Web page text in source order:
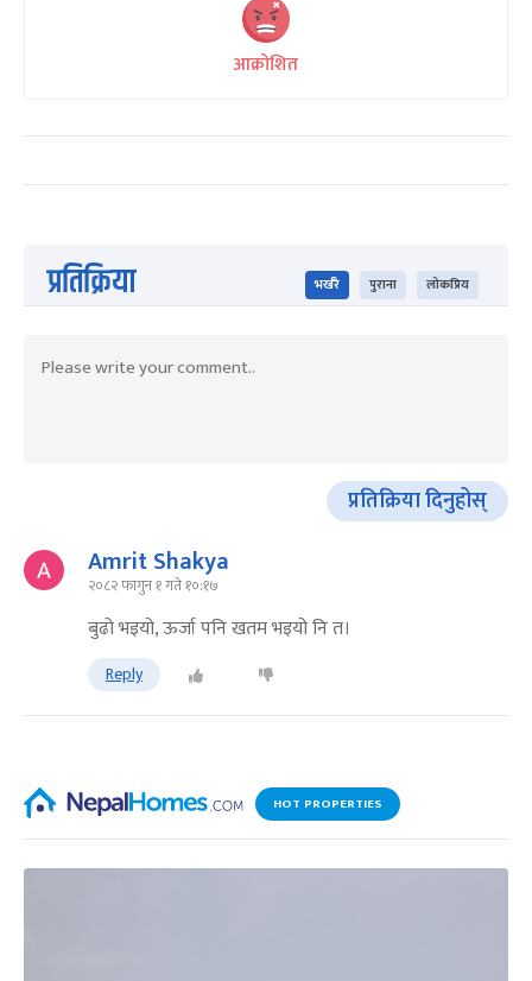
आक्रोशित
प्रतिक्रिया भर्खरै पुराना लोकप्रिय
प्रतिक्रिया दिनुहोस्
Amrit Shakya
२०८२ फागुन १ गते १०:१७
बुढो भइयो, ऊर्जा पनि खतम भइयो नि त।
Reply
HOT PROPERTIES